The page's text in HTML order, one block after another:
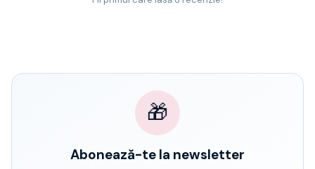
🎁
Abonează-te la newsletter